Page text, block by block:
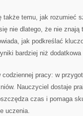
także temu, jak rozumieć
nie dlatego, że nie
jak podkreślać
bardziej niż dodatkowa
pracy: w
Nauczyciel dostaje
czas i pomaga
uczenia.